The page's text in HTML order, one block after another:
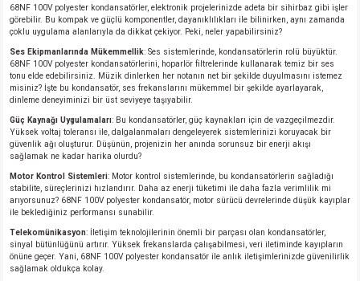
68NF 100V polyester kondansatörler, elektronik projelerinizde adeta bir sihirbaz gibi işler
görebilir. Bu kompak ve güçlü komponentler, dayanıklılıkları ile bilinirken, aynı zamanda
çoklu uygulama alanlarıyla da dikkat çekiyor. Peki, neler yapabilirsiniz?
Ses Ekipmanlarında Mükemmellik: Ses sistemlerinde, kondansatörlerin rolü büyüktür.
68NF 100V polyester kondansatörlerini, hoparlör filtrelerinde kullanarak temiz bir ses
tonu elde edebilirsiniz. Müzik dinlerken her notanın net bir şekilde duyulmasını istemez
misiniz? İşte bu kondansatör, ses frekanslarını mükemmel bir şekilde ayarlayarak,
dinleme deneyiminizi bir üst seviyeye taşıyabilir.
Güç Kaynağı Uygulamaları: Bu kondansatörler, güç kaynakları için de vazgeçilmezdir.
Yüksek voltaj toleransı ile, dalgalanmaları dengeleyerek sistemlerinizi koruyacak bir
güvenlik ağı oluşturur. Düşünün, projenizin her anında sorunsuz bir enerji akışı
sağlamak ne kadar harika olurdu?
Motor Kontrol Sistemleri: Motor kontrol sistemlerinde, bu kondansatörlerin sağladığı
stabilite, süreçlerinizi hızlandırır. Daha az enerji tüketimi ile daha fazla verimlilik mi
arıyorsunuz? 68NF 100V polyester kondansatör, motor sürücü devrelerinde düşük kayıplar
ile beklediğiniz performansı sunabilir.
Telekomünikasyon: İletişim teknolojilerinin önemli bir parçası olan kondansatörler,
sinyal bütünlüğünü artırır. Yüksek frekanslarda çalışabilmesi, veri iletiminde kayıpların
önüne geçer. Yani, 68NF 100V polyester kondansatör ile anlık iletişimlerinizde güvenilirlik
sağlamak oldukça kolay.